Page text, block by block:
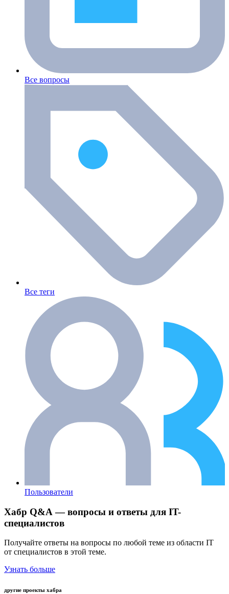
Все вопросы
Все теги
Пользователи
Хабр Q&A — вопросы и ответы для IT-
специалистов
Получайте ответы на вопросы по любой теме из области IT
от специалистов в этой теме.
Узнать больше
другие проекты хабра